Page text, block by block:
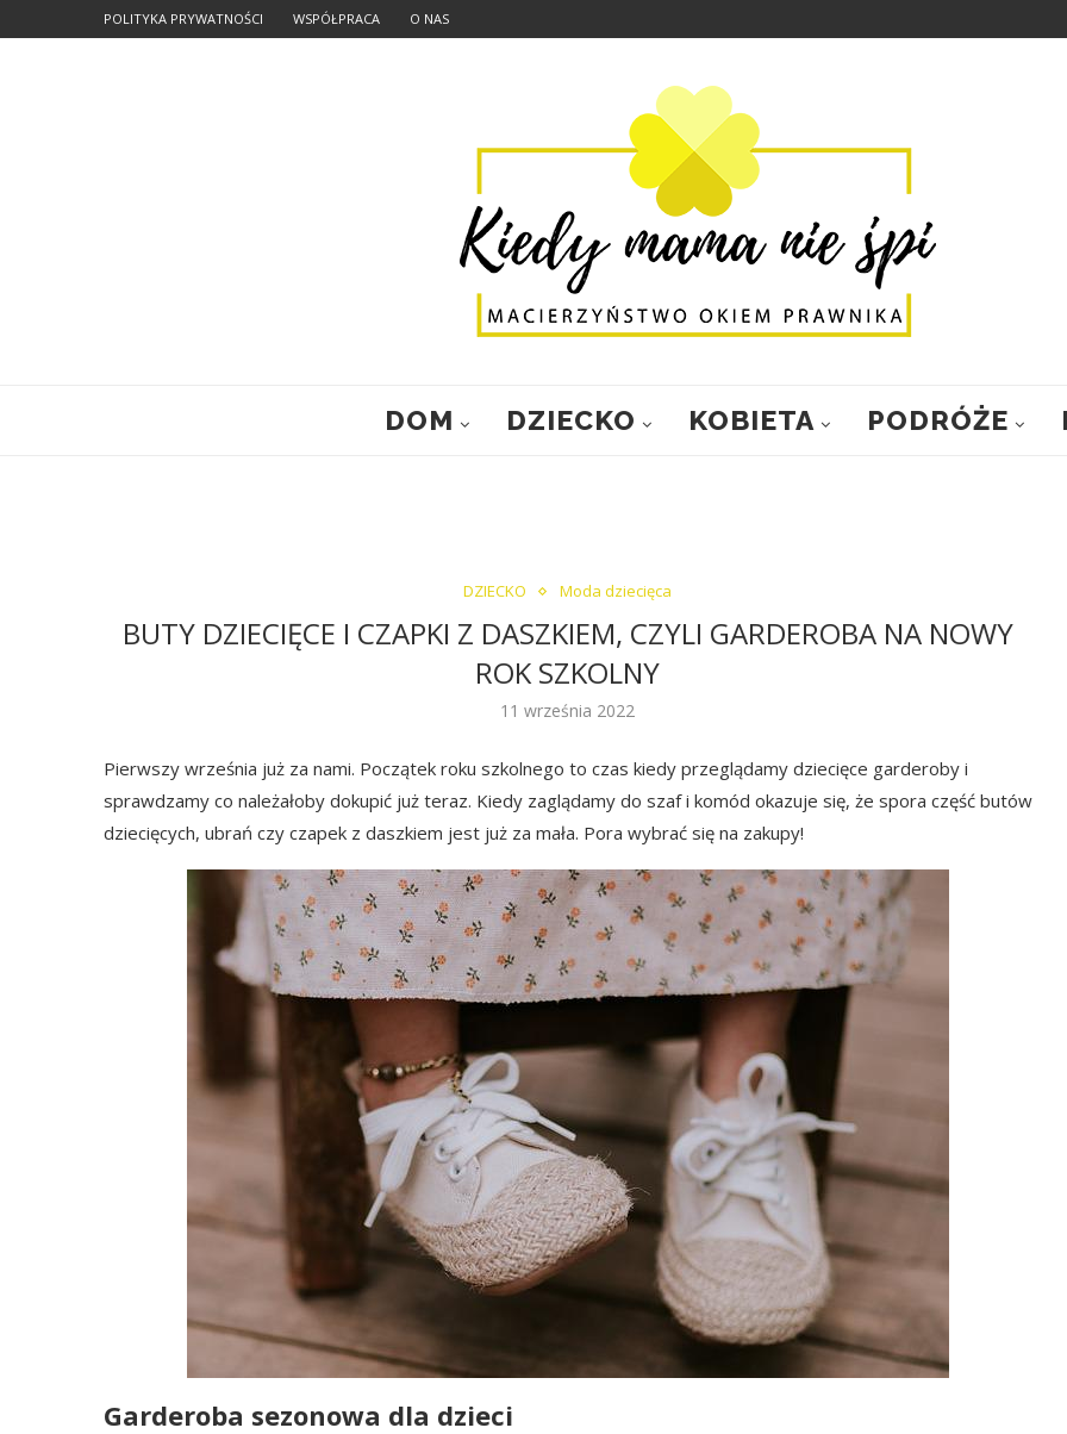
POLITYKA PRYWATNOŚCI WSPÓŁPRACA O NAS
DOM DZIECKO KOBIETA PODRÓŻE
DZIECKO Moda dziecięca
BUTY DZIECIĘCE I CZAPKI Z DASZKIEM, CZYLI GARDEROBA NA NOWY
ROK SZKOLNY
11 września 2022
Pierwszy września już za nami. Początek roku szkolnego to czas kiedy przeglądamy dziecięce garderoby i
sprawdzamy co należałoby dokupić już teraz. Kiedy zaglądamy do szaf i komód okazuje się, że spora część butów
dziecięcych, ubrań czy czapek z daszkiem jest już za mała. Pora wybrać się na zakupy!
Garderoba sezonowa dla dzieci